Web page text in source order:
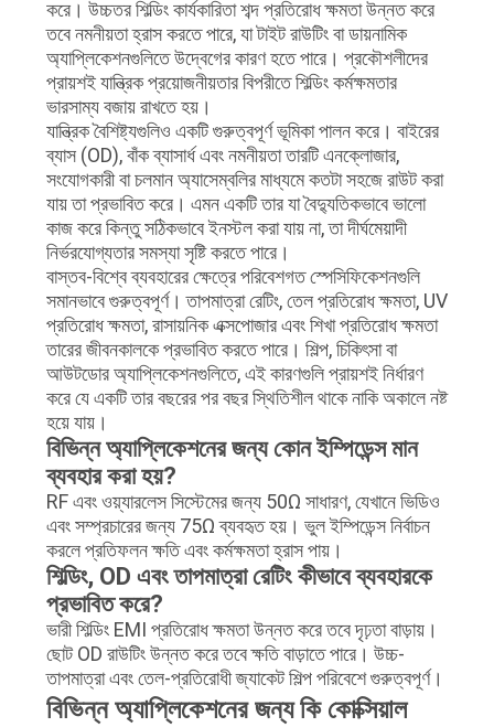
করে। উচ্চতর শিল্ডিং কার্যকারিতা শব্দ প্রতিরোধ ক্ষমতা উন্নত করে
তবে নমনীয়তা হ্রাস করতে পারে, যা টাইট রাউটিং বা ডায়নামিক
অ্যাপ্লিকেশনগুলিতে উদ্বেগের কারণ হতে পারে। প্রকৌশলীদের
প্রায়শই যান্ত্রিক প্রয়োজনীয়তার বিপরীতে শিল্ডিং কর্মক্ষমতার
ভারসাম্য বজায় রাখতে হয়।
যান্ত্রিক বৈশিষ্ট্যগুলিও একটি গুরুত্বপূর্ণ ভূমিকা পালন করে। বাইরের
ব্যাস (OD), বাঁক ব্যাসার্ধ এবং নমনীয়তা তারটি এনক্লোজার,
সংযোগকারী বা চলমান অ্যাসেম্বলির মাধ্যমে কতটা সহজে রাউট করা
যায় তা প্রভাবিত করে। এমন একটি তার যা বৈদ্যুতিকভাবে ভালো
কাজ করে কিন্তু সঠিকভাবে ইনস্টল করা যায় না, তা দীর্ঘমেয়াদী
নির্ভরযোগ্যতার সমস্যা সৃষ্টি করতে পারে।
বাস্তব-বিশ্বে ব্যবহারের ক্ষেত্রে পরিবেশগত স্পেসিফিকেশনগুলি
সমানভাবে গুরুত্বপূর্ণ। তাপমাত্রা রেটিং, তেল প্রতিরোধ ক্ষমতা, UV
প্রতিরোধ ক্ষমতা, রাসায়নিক এক্সপোজার এবং শিখা প্রতিরোধ ক্ষমতা
তারের জীবনকালকে প্রভাবিত করতে পারে। শিল্প, চিকিৎসা বা
আউটডোর অ্যাপ্লিকেশনগুলিতে, এই কারণগুলি প্রায়শই নির্ধারণ
করে যে একটি তার বছরের পর বছর স্থিতিশীল থাকে নাকি অকালে নষ্ট
হয়ে যায়।
বিভিন্ন অ্যাপ্লিকেশনের জন্য কোন ইম্পিডেন্স মান
ব্যবহার করা হয়?
RF এবং ওয়্যারলেস সিস্টেমের জন্য 50Ω সাধারণ, যেখানে ভিডিও
এবং সম্প্রচারের জন্য 75Ω ব্যবহৃত হয়। ভুল ইম্পিডেন্স নির্বাচন
করলে প্রতিফলন ক্ষতি এবং কর্মক্ষমতা হ্রাস পায়।
শিল্ডিং, OD এবং তাপমাত্রা রেটিং কীভাবে ব্যবহারকে
প্রভাবিত করে?
ভারী শিল্ডিং EMI প্রতিরোধ ক্ষমতা উন্নত করে তবে দৃঢ়তা বাড়ায়।
ছোট OD রাউটিং উন্নত করে তবে ক্ষতি বাড়াতে পারে। উচ্চ-
তাপমাত্রা এবং তেল-প্রতিরোধী জ্যাকেট শিল্প পরিবেশে গুরুত্বপূর্ণ।
বিভিন্ন অ্যাপ্লিকেশনের জন্য কি কোক্সিয়াল